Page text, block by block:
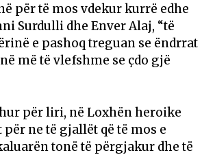
për të mos vdekur kurrë edhe
Surdulli dhe Enver Alaj, “të
e pashoq treguan se ëndrrat
më të vlefshme se çdo gjë
për liri, në Loxhën heroike
për ne të gjallët që të mos e
tonë të përgjakur dhe të